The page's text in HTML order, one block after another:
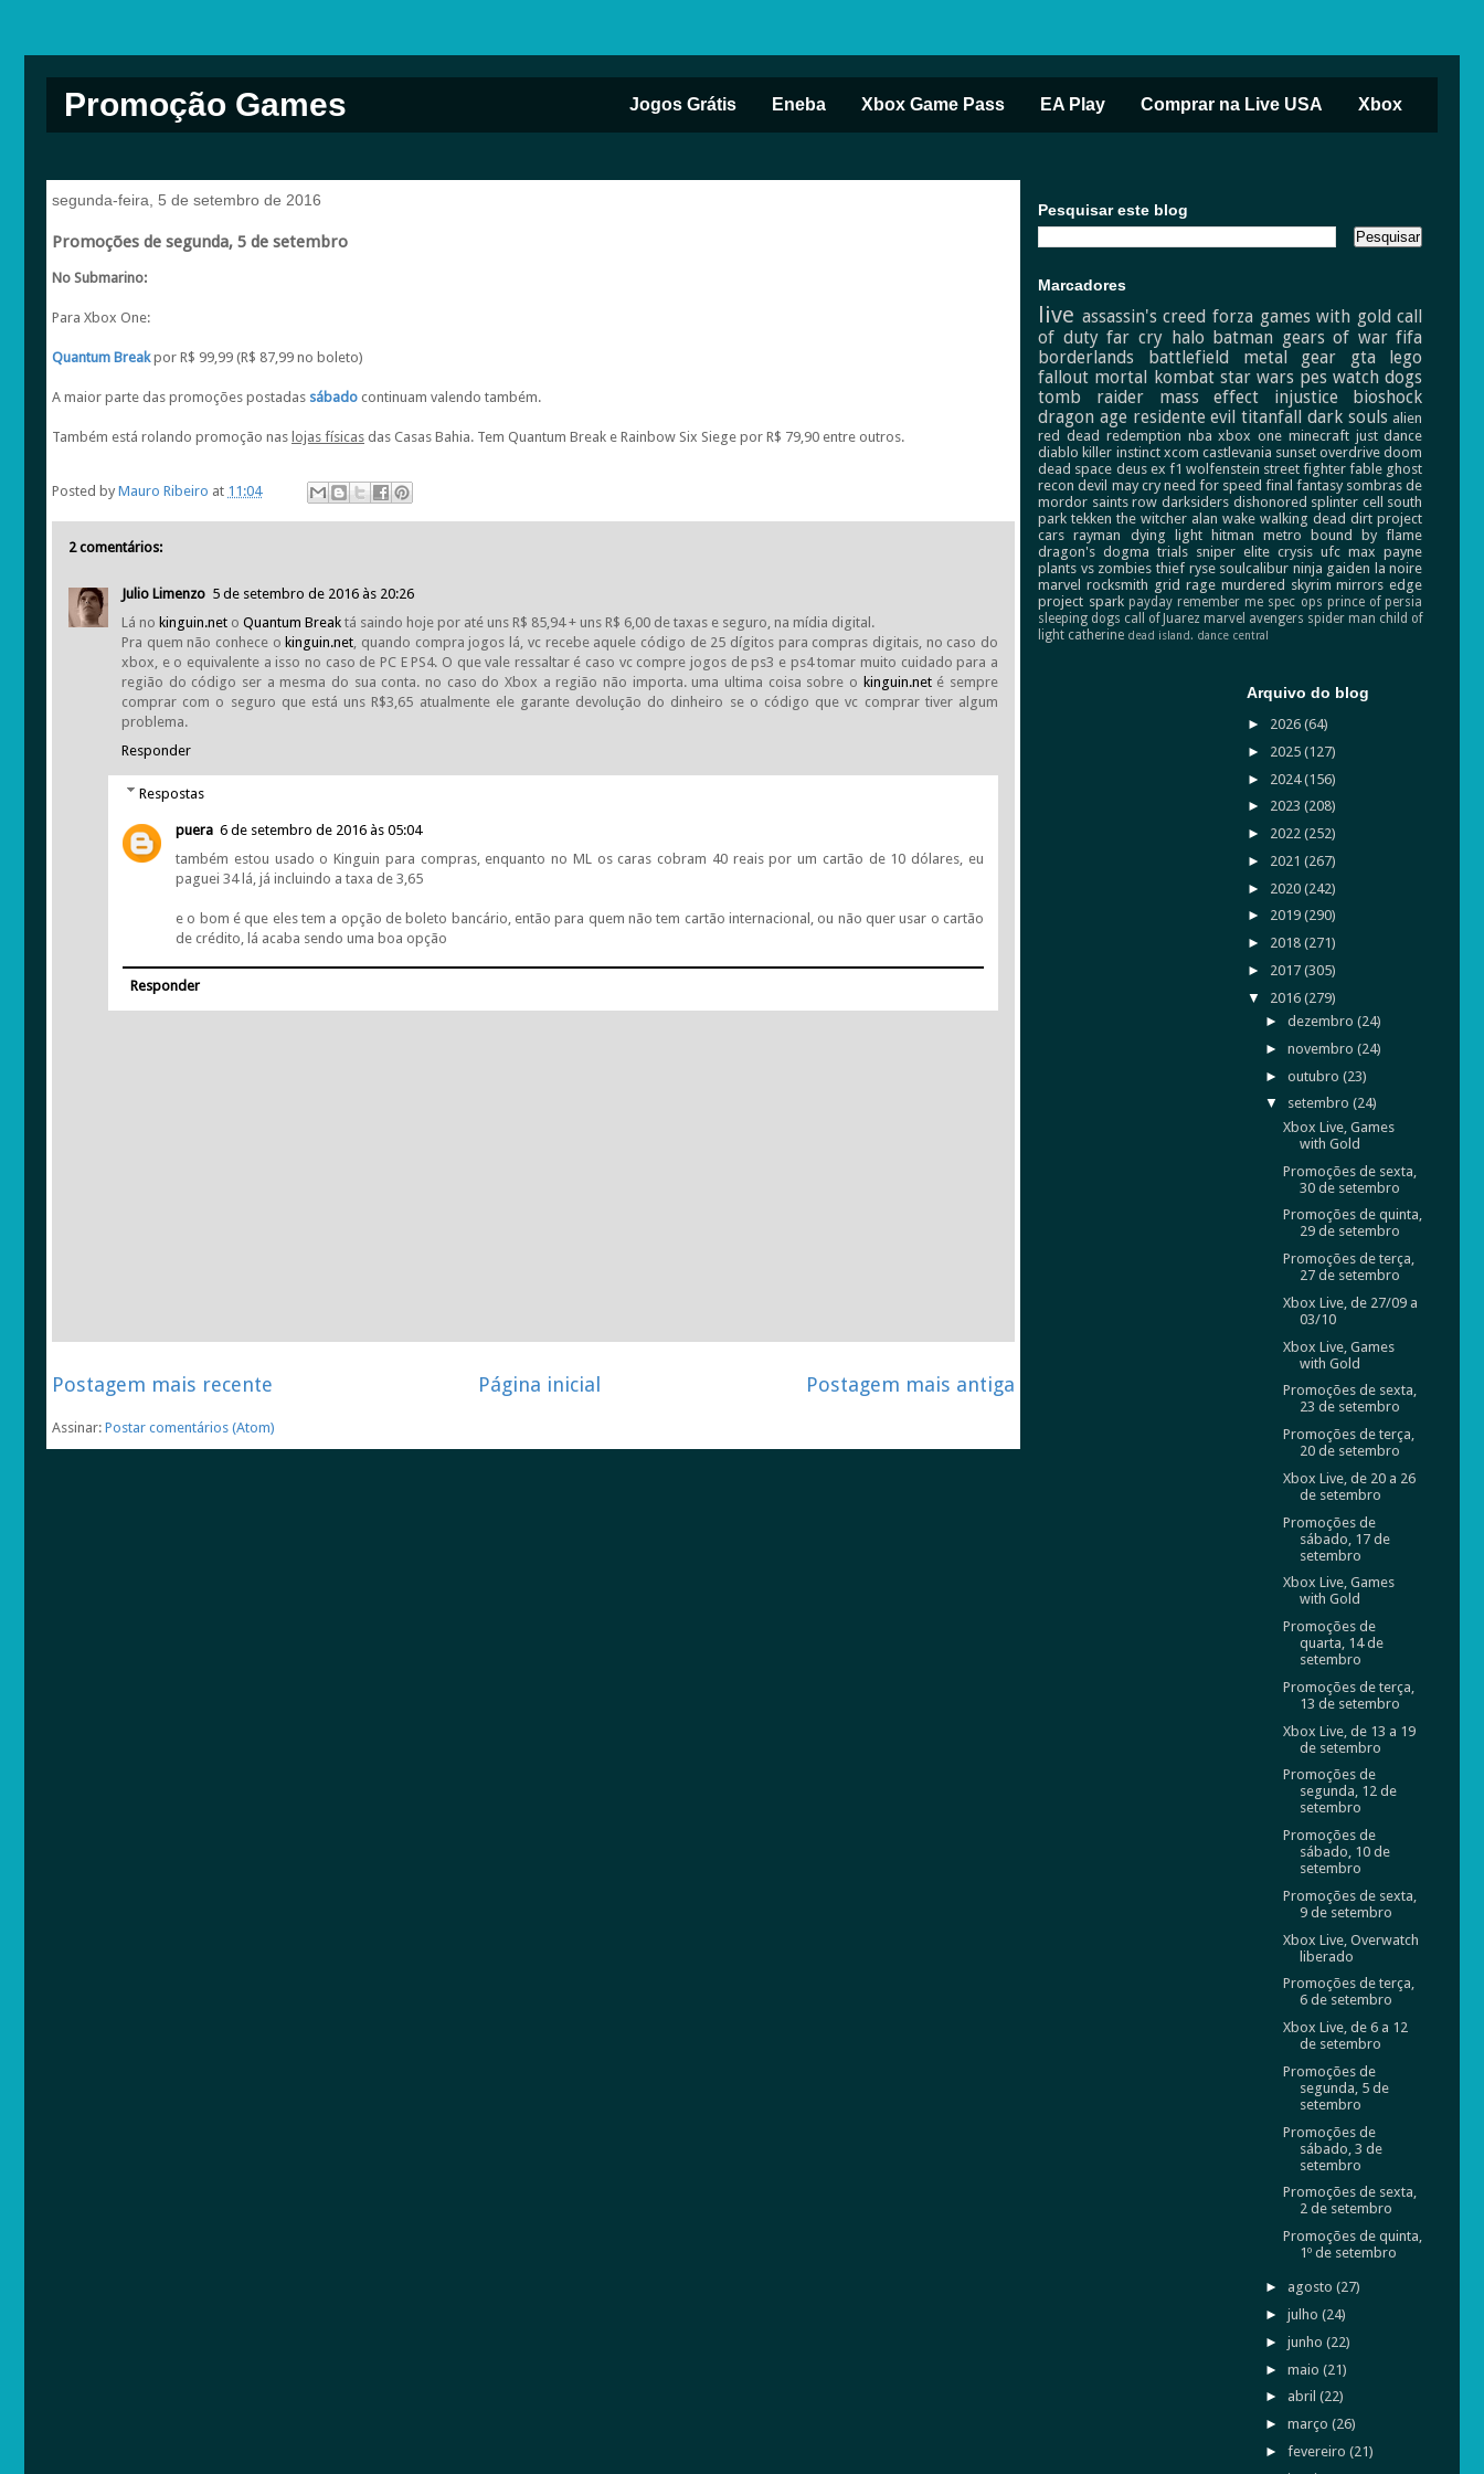
Promoção Games Jogos Grátis Eneba Xbox Game Pass EA Play Comprar na Live USA Xbox
segunda-feira, 5 de setembro de 2016
Promoções de segunda, 5 de setembro
No Submarino:
Para Xbox One:
Quantum Breakpor R$ 99,99 (R$ 87,99 no boleto)
A maior parte das promoções postadas sábado continuam valendo também.
Também está rolando promoção nas lojas físicas das Casas Bahia. Tem Quantum Break e Rainbow Six Siege por R$ 79,90 entre outros.
Posted by Mauro Ribeiro at 11:04
2 comentários:
Julio Limenzo 5 de setembro de 2016 às 20:26
Lá no kinguin.net o Quantum Break tá saindo hoje por até uns R$ 85,94 + uns R$ 6,00 de taxas e seguro, na mídia digital.
Pra quem não conhece o kinguin.net, quando compra jogos lá, vc recebe aquele código de 25 dígitos para compras digitais, no caso do
xbox, e o equivalente a isso no caso de PC E PS4. O que vale ressaltar é caso vc compre jogos de ps3 e ps4 tomar muito cuidado para a
região do código ser a mesma do sua conta. no caso do Xbox a região não importa. uma ultima coisa sobre o kinguin.neté sempre
comprar com o seguro que está uns R$3,65 atualmente ele garante devolução do dinheiro se o código que vc comprar tiver algum
problema.
Responder
Respostas
puera 6 de setembro de 2016 às 05:04
também estou usado o Kinguin para compras, enquanto no ML os caras cobram 40 reais por um cartão de 10 dólares, eu
paguei 34 lá, já incluindo a taxa de 3,65
e o bom é que eles tem a opção de boleto bancário, então para quem não tem cartão internacional, ou não quer usar o cartão
de crédito, lá acaba sendo uma boa opção
Responder
Postagem mais recente Postagem mais antiga
Página inicial
Assinar: Postar comentários (Atom)
Pesquisar este blog
Marcadores
live assassin's creed forza games with gold call
of duty far cry halo batman gears of war fifa
borderlands
battlefield metal gear gta
lego
fallout mortal kombat star wars pes watch dogs
tomb raider
mass effect injustice
bioshock
dragon age residente evil titanfall dark souls alien
red dead redemption nba xbox one minecraft just dance
diablo killer instinct xcom castlevania sunset overdrive doom
dead space deus ex f1 wolfenstein street fighter fable ghost
recon devil may cry need for speed final fantasy sombras de
mordor saints row darksiders dishonored splinter cell south
park tekken the witcher alan wake walking dead dirt project
cars rayman dying light hitman metro
bound by flame
dragon's dogma trials sniper elite crysis ufc max payne
plants vs zombies thief ryse soulcalibur ninja gaiden la noire
marvel rocksmith grid rage murdered skyrim mirrors edge
project spark payday remember me spec ops prince of persia
sleeping dogs call of Juarez marvel avengers spider man child of
light catherine dead island. dance central
Arquivo do blog
► 2026(64)
► 2025(127)
► 2024(156)
► 2023(208)
► 2022(252)
► 2021(267)
► 2020(242)
► 2019(290)
► 2018(271)
► 2017(305)
▼ 2016(279)
► dezembro (24)
► novembro (24)
► outubro (23)
▼ setembro (24)
Xbox Live, Games
with Gold
Promoções de sexta,
30 de setembro
Promoções de quinta,
29 de setembro
Promoções de terça,
27 de setembro
Xbox Live, de 27/09 a
03/10
Xbox Live, Games
with Gold
Promoções de sexta,
23 de setembro
Promoções de terça,
20 de setembro
Xbox Live, de 20 a 26
de setembro
Promoções de
sábado, 17 de
setembro
Xbox Live, Games
with Gold
Promoções de
quarta, 14 de
setembro
Promoções de terça,
13 de setembro
Xbox Live, de 13 a 19
de setembro
Promoções de
segunda, 12 de
setembro
Promoções de
sábado, 10 de
setembro
Promoções de sexta,
9 de setembro
Xbox Live, Overwatch
liberado
Promoções de terça,
6 de setembro
Xbox Live, de 6 a 12
de setembro
Promoções de
segunda, 5 de
setembro
Promoções de
sábado, 3 de
setembro
Promoções de sexta,
2 de setembro
Promoções de quinta,
1º de setembro
► agosto (27)
► julho (24)
► junho (22)
► maio (21)
► abril (22)
► março (26)
► fevereiro (21)